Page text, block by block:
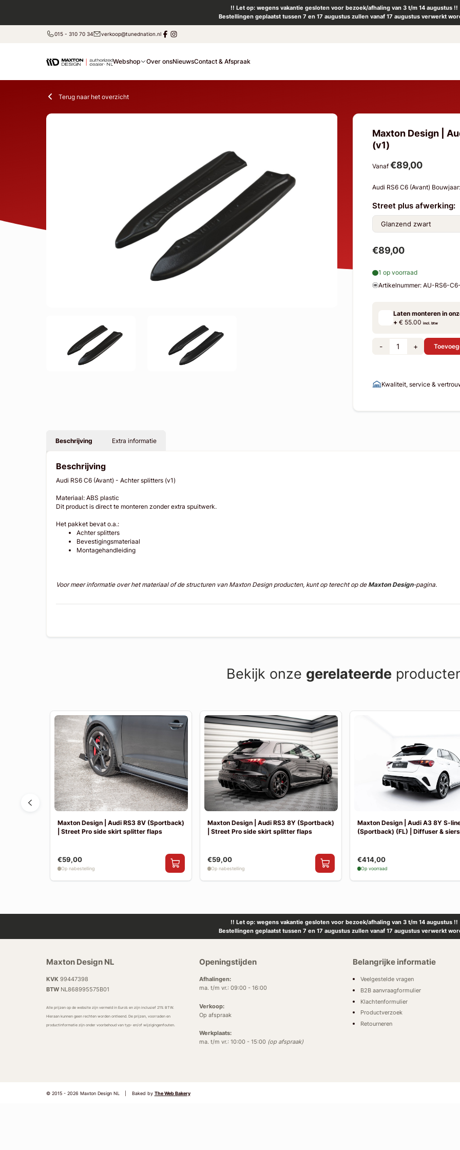
!! Let op: wegens vakantie gesloten voor bezoek/afhaling van 3 t/m 14 augustus !!
Bestellingen geplaatst tussen 7 en 17 augustus zullen vanaf 17 augustus verwerkt
015 - 310 70 34 verkoop@tunednation.nl
Webshop Over onsNieuwsContact & Afspraak
Terug naar het overzicht
Maxton Design |
(v1)
Vanaf €89,00
Audi RS6 C6 (Avant)
Street plus afwerking:
€89,00
1 op voorraad
Artikelnummer: AU-RS6-
Laten monteren in
+€ 55.00 incl. btw
- +
Kwaliteit, service &
Beschrijving Extra informatie
Beschrijving
Audi RS6 C6 (Avant) - Achter splitters (v1)
Materiaal: ABS plastic
Dit product is direct te monteren zonder extra spuitwerk.
Het pakket bevat o.a.:
Achter splitters
Bevestigingsmateriaal
Montagehandleiding
Voor meer informatie over het materiaal of de structuren van Maxton Design producten, kunt op terecht op deMaxton Design-pagina.
Bekijk onze gerelateerde
Maxton Design | Audi RS3 8V (Sportback)
| Street Pro side skirt splitter flaps
€59,00
Op nabestelling
Maxton Design | Audi RS3 8Y (Sportback)
| Street Pro side skirt splitter flaps
€59,00
Op nabestelling
Maxton Design | Audi A3 8Y S-
(Sportback) (FL) | Diffuser &
€414,00
Op voorraad
!! Let op: wegens vakantie gesloten voor bezoek/afhaling van 3 t/m 14 augustus !!
Bestellingen geplaatst tussen 7 en 17 augustus zullen vanaf 17 augustus verwerkt
Maxton Design NL
KVK 99447398
BTWNL868995575B01
Alle prijzen op de website zijn vermeld in Euro’s en zijn inclusief 21% BTW.
Hieraan kunnen geen rechten worden ontleend. De prijzen, voorraden en
productinformatie zijn onder voorbehoud van typ- en/of wijzigingenfouten.
Openingstijden
Afhalingen:
ma. t/m vr.: 09:00 - 16:00
Verkoop:
Op afspraak
Werkplaats:
ma. t/m vr.: 10:00 - 15:00 (op afspraak)
Belangrijke informatie
Veelgestelde vragen
B2B aanvraagformulier
Klachtenformulier
Productverzoek
Retourneren
© 2015 - 2026 Maxton Design NL Baked by The Web Bakery